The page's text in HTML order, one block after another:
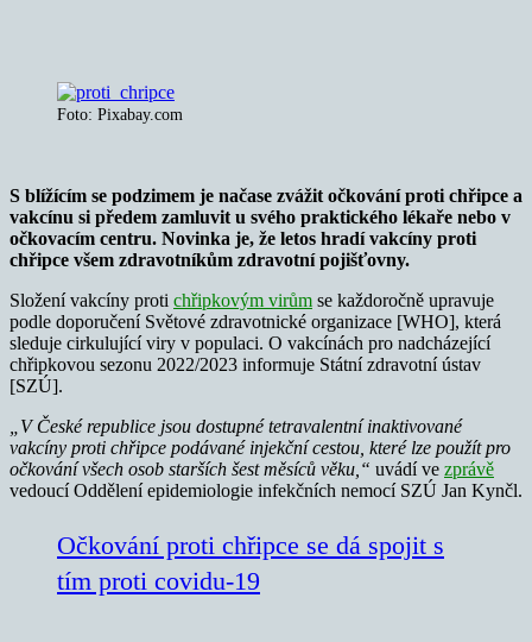
Foto: Pixabay.com
S blížícím se podzimem je načase zvážit očkování proti chřipce a
vakcínu si předem zamluvit u svého praktického lékaře nebo v
očkovacím centru. Novinka je, že letos hradí vakcíny proti
chřipce všem zdravotníkům zdravotní pojišťovny.
Složení vakcíny proti chřipkovým virům se každoročně upravuje
podle doporučení Světové zdravotnické organizace [WHO], která
sleduje cirkulující viry v populaci. O vakcínách pro nadcházející
chřipkovou sezonu 2022/2023 informuje Státní zdravotní ústav
[SZÚ].
„V České republice jsou dostupné tetravalentní inaktivované
vakcíny proti chřipce podávané injekční cestou, které lze použít pro
očkování všech osob starších šest měsíců věku,“ uvádí ve zprávě
vedoucí Oddělení epidemiologie infekčních nemocí SZÚ Jan Kynčl.
Očkování proti chřipce se dá spojit s
tím proti covidu-19